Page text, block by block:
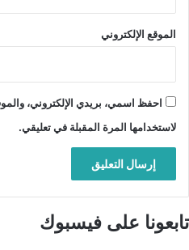
الموقع الإلكتروني
احفظ اسمي، بريدي الإلكتروني،
لاستخدامها المرة المقبلة في تعليقي.
تابعونا على فيسبوك